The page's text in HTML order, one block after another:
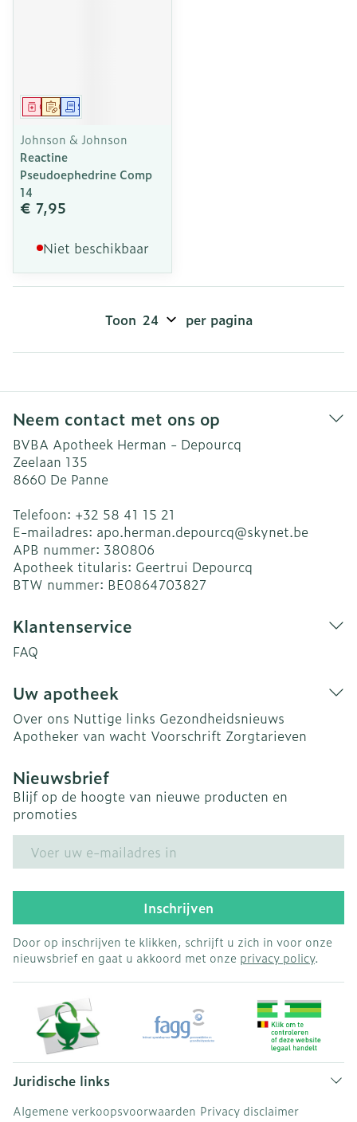
Op voorschrift
GeneesmiddelSchriftelijke aanvraag
Johnson & Johnson
Reactine
Pseudoephedrine Comp
14
€ 7,95
Niet beschikbaar
Toon per pagina
Neem contact met ons op
BVBA Apotheek Herman - Depourcq
Zeelaan 135
8660 De Panne
Telefoon: +32 58 41 15 21
E-mailadres: apo.herman.depourcq@skynet.be
APB nummer: 380806
Apotheek titularis: Geertrui Depourcq
BTW nummer: BE0864703827
Klantenservice
FAQ
Uw apotheek
Over ons Nuttige links Gezondheidsnieuws
Apotheker van wacht Voorschrift Zorgtarieven
Nieuwsbrief
Blijf op de hoogte van nieuwe producten en
promoties
Inschrijven
Door op inschrijven te klikken, schrijft u zich in voor onze
nieuwsbrief en gaat u akkoord met onze privacy policy.
Juridische links
Algemene verkoopsvoorwaarden Privacy disclaimer